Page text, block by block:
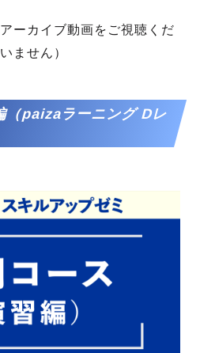
ーカイブ動画をご視聴くだ
ません）
（paizaラーニング Dレ